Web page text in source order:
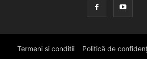
Termeni si conditii Politică de